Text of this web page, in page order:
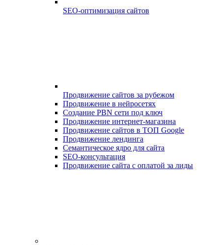
SEO-оптимизация сайтов
Продвижение сайтов за рубежом
Продвижение в нейросетях
Создание PBN сети под ключ
Продвижение интернет-магазина
Продвижение сайтов в ТОП Google
Продвижение лендинга
Семантическое ядро для сайта
SEO-консультация
Продвижение сайта с оплатой за лиды